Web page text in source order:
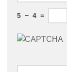
5 − 4 =